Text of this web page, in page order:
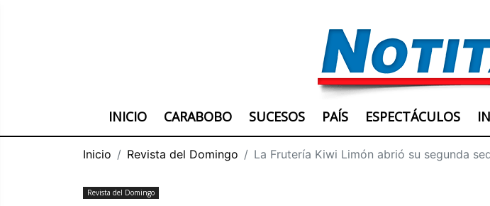
INICIO CARABOBO SUCESOS PAÍS ESPECTÁCULOS
Inicio Revista del Domingo La Frutería Kiwi Limón abrió su segunda
Revista del Domingo